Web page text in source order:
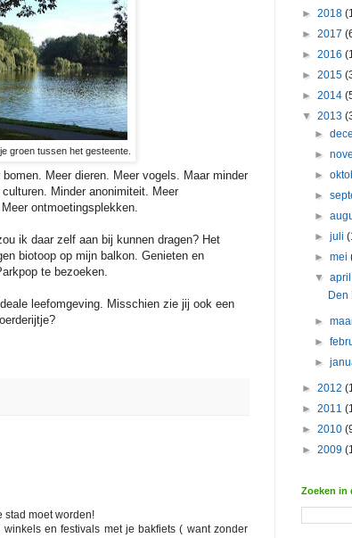
groen tussen het gesteente.
Meer dieren. Meer vogels. Maar minder
Minder anonimiteit. Meer
ontmoetingsplekken.
ik daar zelf aan bij kunnen dragen? Het
biotoop op mijn balkon. Genieten en
te bezoeken.
leefomgeving. Misschien zie jij ook een
stad moet worden!
en festivals met je bakfiets ( want zonder
► 2018
► 2017
► 2016
► 2015
► 2014
▼ 2013
►
►
►
►
►
►juli
►mei
▼
Den
►
►
►
► 2012
► 2011
► 2010
► 2009
Zoeken in